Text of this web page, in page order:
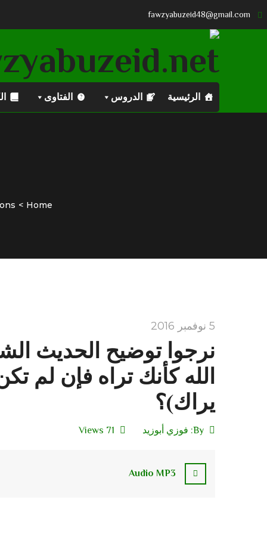
fawzyabuzeid48@gmail.com
الرئيسية الدروس الفتاوى
Home
5 نوفمبر 2016
نرجوا توضيح الحديث
الله كأنك تراه فإن لم
يراك)؟
By: فوزي أبوزيد 71 Views
Audio MP3